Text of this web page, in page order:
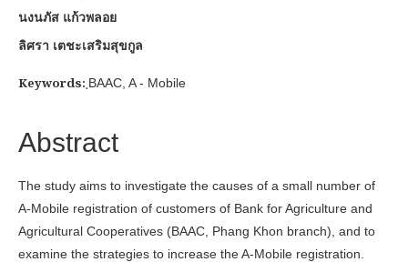
นงนภัส แก้วพลอย
ลิศรา เตชะเสริมสุขกูล
Keywords: ฺBAAC, A - Mobile
Abstract
The study aims to investigate the causes of a small number of
A-Mobile registration of customers of Bank for Agriculture and
Agricultural Cooperatives (BAAC, Phang Khon branch), and to
examine the strategies to increase the A-Mobile registration.